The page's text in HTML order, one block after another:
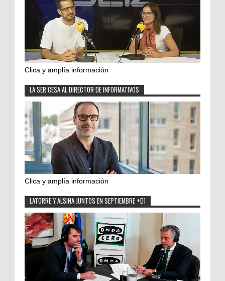
Clica y amplía información
LA SER CESA AL DIRECTOR DE INFORMATIVOS
Clica y amplía información
LATORRE Y ALSINA JUNTOS EN SEPTIEMBRE +D1